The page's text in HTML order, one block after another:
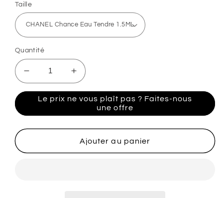
Taille
Quantité
Réduire
la
quantité
CHANEL
Chance
Tendre
Augmenter
la
quantité
CHANEL
Chance
Eau
Tendre
Le prix ne vous plaît pas ? Faites-nous
une offre
Ajouter au panier